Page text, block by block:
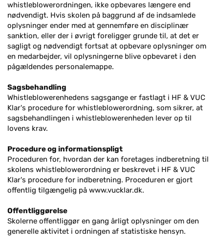
whistleblowerordningen, ikke opbevares længere end
nødvendigt. Hvis skolen på baggrund af de indsamlede
oplysninger ender med at gennemføre en disciplinær
sanktion, eller der i øvrigt foreligger grunde til, at det er
sagligt og nødvendigt fortsat at opbevare oplysninger om
en medarbejder, vil oplysningerne blive opbevaret i den
pågældendes personalemappe.
Sagsbehandling
Whistleblowerenhedens sagsgange er fastlagt i HF & VUC
Klar's procedure for whistleblowerordning, som sikrer, at
sagsbehandlingen i whistleblowerenheden lever op til
lovens krav.
Procedure og informationspligt
Proceduren for, hvordan der kan foretages indberetning til
skolens whistleblowerordning er beskrevet i HF & VUC
Klar's procedure for indberetning. Proceduren er gjort
offentlig tilgængelig på www.vucklar.dk.
Offentliggørelse
Skolerne offentliggør en gang årligt oplysninger om den
generelle aktivitet i ordningen af statistiske hensyn.